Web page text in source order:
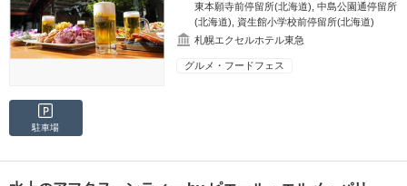
東本願寺前停留所(北海道) ,中島公園通停留所
(北海道)
資生館小学校前停留所(北海道)
札幌エクセルホテル東急
グルメ・フードフェス
駐車場